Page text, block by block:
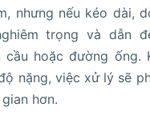
nhưng nếu kéo dài,
trọng và dẫn
cầu hoặc đường ống.
nặng, việc xử lý sẽ
hơn.